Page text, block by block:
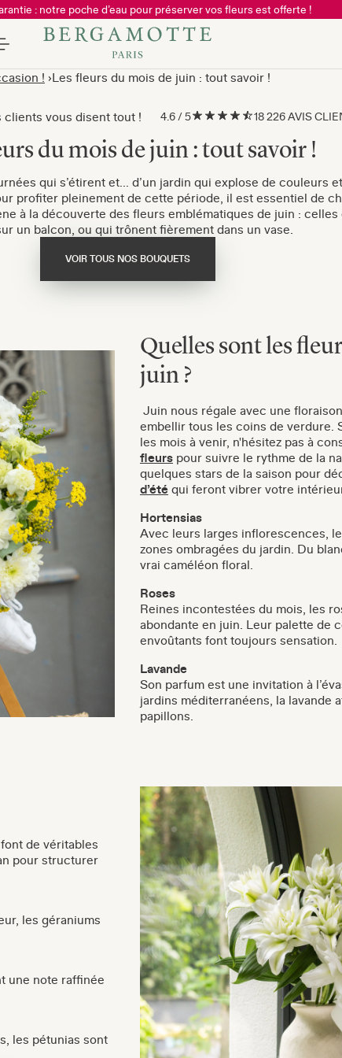
: notre poche d’eau pour préserver vos fleurs est offerte !
! Les fleurs du mois de juin : tout savoir !
clients vous disent tout ! 4.6 / 5 18 226 AVIS
du mois de juin : tout savoir !
qui s’étirent et... d’un jardin qui explose de couleurs
profiter pleinement de cette période, il est essentiel de
à la découverte des fleurs emblématiques de juin : celles
un balcon, ou qui trônent fièrement dans un vase.
VOIR TOUS NOS BOUQUETS
Quelles sont les
juin ?
Juin nous régale avec une
embellir tous les coins de verdure.
les mois à venir, n'hésitez pas à
fleurs pour suivre le rythme de la
quelques stars de la saison pour
d’été qui feront vibrer votre
Hortensias
Avec leurs larges inflorescences,
zones ombragées du jardin. Du
vrai caméléon floral.
Roses
Reines incontestées du mois, les
abondante en juin. Leur palette de
envoûtants font toujours sensation.
Lavande
Son parfum est une invitation à
jardins méditerranéens, la lavande
papillons.
de véritables
pour structurer
les géraniums
une note raffinée
les pétunias sont